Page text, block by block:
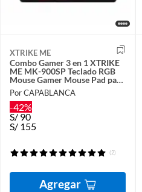
XTRIKE ME
Combo Gamer 3 en 1 XTRIKE
ME MK-900SP Teclado RGB
Mouse Gamer Mouse Pad para
PC Laptop
Por CAPABLANCA
-42%
S/ 90
S/ 155
(2)
Agregar